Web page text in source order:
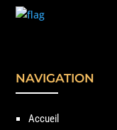
NAVIGATION
Accueil